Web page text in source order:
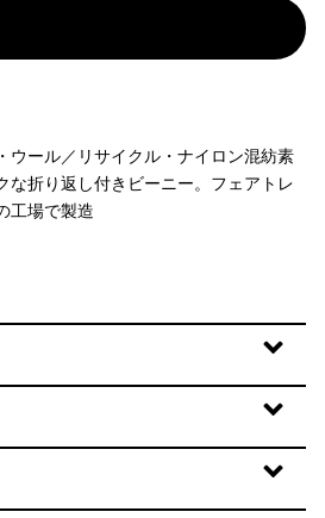
ウール／リサイクル・ナイロン混紡素
な折り返し付きビーニー。フェアトレ
工場で製造